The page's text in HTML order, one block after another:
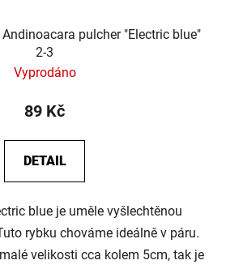
pulcher "Electric blue"
2-3
Vyprodáno
89 Kč
DETAIL
blue je uměle vyšlechtěnou
rybku chováme ideálně v páru.
velikosti cca kolem 5cm, tak je